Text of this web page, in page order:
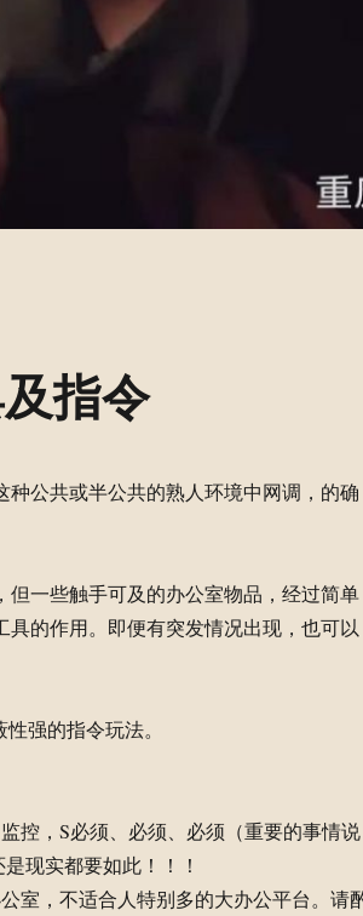
指令
公共或半公共的熟人环境中网调，的确
一些触手可及的办公室物品，经过简单
的作用。即便有突发情况出现，也可以
强的指令玩法。
控，S必须、必须、必须（重要的事情说
现实都要如此！！！
室，不适合人特别多的大办公平台。请